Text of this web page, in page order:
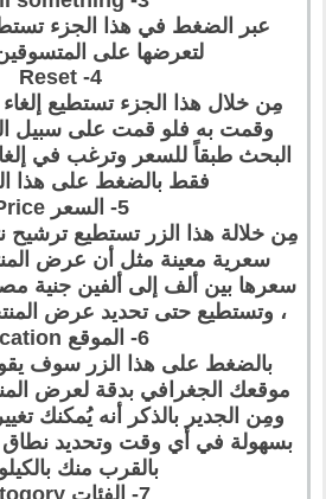
عبر الضغط في هذا الجزء
لتعرضها على
4- Reset
مِن خلال هذا الجزء تستطيع
وقمت به فلو قمت على سبيل
البحث طبقاً للسعر وترغب في
فقط بالضغط على هذا
5- السعر Price
مِن خلالة هذا الزر تستطيع ترشيح
سعرية معينة مثل أن عرض
سعرها بين ألف إلى ألفين جنية
، وتستطيع حتى تحديد عرض
6- الموقع Location
بالضغط على هذا الزر سوف
موقعك الجغرافي بدقة لعرض
ومِن الجدير بالذكر أنه يُمكنك
بسهولة في أي وقت وتحديد نطاق
بالقرب منك
7- الفئات Catogory